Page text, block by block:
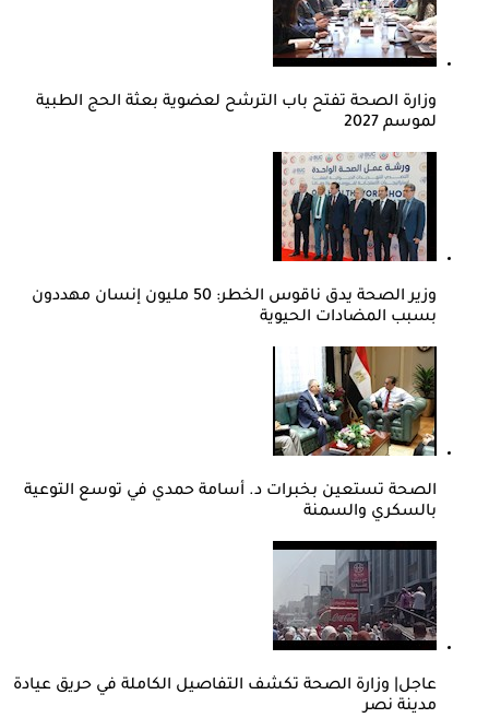
وزارة الصحة تفتح باب الترشح لعضوية بعثة الحج الطبية
لموسم 2027
وزير الصحة يدق ناقوس الخطر: 50 مليون إنسان مهددون
بسبب المضادات الحيوية
الصحة تستعين بخبرات د. أسامة حمدي في توسع التوعية
بالسكري والسمنة
عاجل| وزارة الصحة تكشف التفاصيل الكاملة في حريق عيادة
مدينة نصر